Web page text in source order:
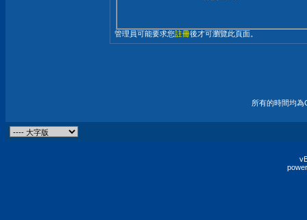
管理員可能要求您註冊後才可瀏覽此頁面。
所有的時間均為